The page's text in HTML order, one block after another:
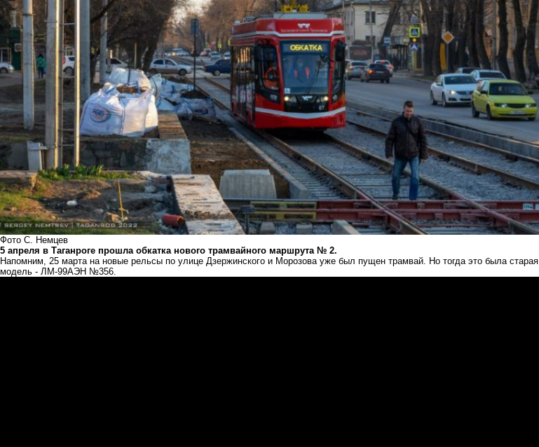
Фото С. Немцев
5 апреля в Таганроге прошла обкатка нового трамвайного маршрута № 2.
Напомним, 25 марта на новые рельсы по улице Дзержинского и Морозова уже был пущен трамвай. Но тогда это была старая
модель - ЛМ-99АЭН №356.